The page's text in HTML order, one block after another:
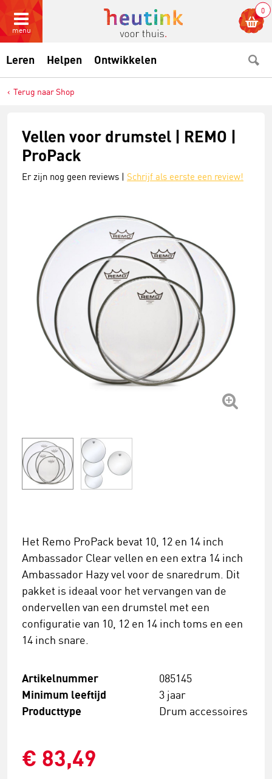
menu
0
Leren Helpen Ontwikkelen
Terug naar Shop
Vellen voor drumstel | REMO |
ProPack
Er zijn nog geen reviews | Schrijf als eerste een review!
Het Remo ProPack bevat 10, 12 en 14 inch
Ambassador Clear vellen en een extra 14 inch
Ambassador Hazy vel voor de snaredrum. Dit
pakket is ideaal voor het vervangen van de
ondervellen van een drumstel met een
configuratie van 10, 12 en 14 inch toms en een
14 inch snare.
Artikelnummer 085145
Minimum leeftijd 3 jaar
Producttype Drum accessoires
€ 83,49